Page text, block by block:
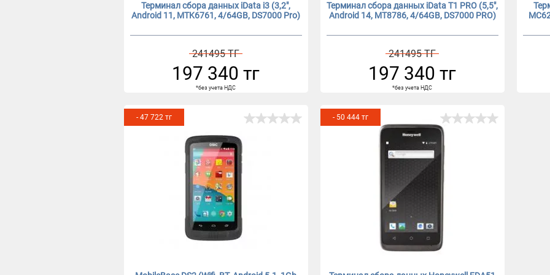
Терминал сбора данных iData i3 (3,2",
Android 11, MTK6761, 4/64GB, DS7000 Pro)
241495 ТГ
197 340 тг
*без учета НДС
Терминал сбора данных iData T1 PRO (5,5",
Android 14, MT8786, 4/64GB, DS7000 PRO)
241495 ТГ
197 340 тг
*без учета НДС
- 47 722 тг - 50 444 тг